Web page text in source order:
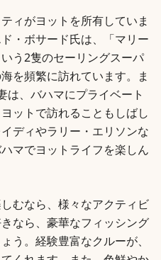
ィがヨットを所有していま
・ボサード氏は、「マリー
う2隻のセーリングスーパ
を頻繁に訪れています。ま
、バハマにプライベート
ットで訪れることもしばし
ディやラリー・エリソンな
マでヨットライフを楽しん
むなら、様々なアクティビ
なら、豪華なフィッシング
う。経験豊富なクルーが、